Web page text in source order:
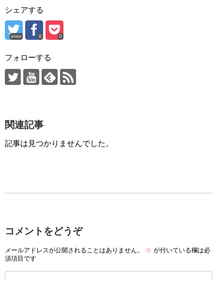
シェアする
error 0 0
フォローする
関連記事
記事は見つかりませんでした。
コメントをどうぞ
メールアドレスが公開されることはありません。 ※ が付いている欄は必
須項目です